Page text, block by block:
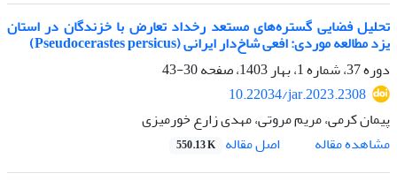
تحلیل فضایی گستره‌های مستعد رخداد تعارض با خزندگان در استان
یزد مطالعه موردی: افعی شاخ‌دار ایرانی (Pseudocerastes persicus)
دوره 37، شماره 1، بهار 1403، صفحه
30-43
10.22034/jar.2023.2308
پیمان کرمی، مریم مروتی، مهدی زارع خورمیزی
مشاهده مقاله
اصل مقاله 550.13 K